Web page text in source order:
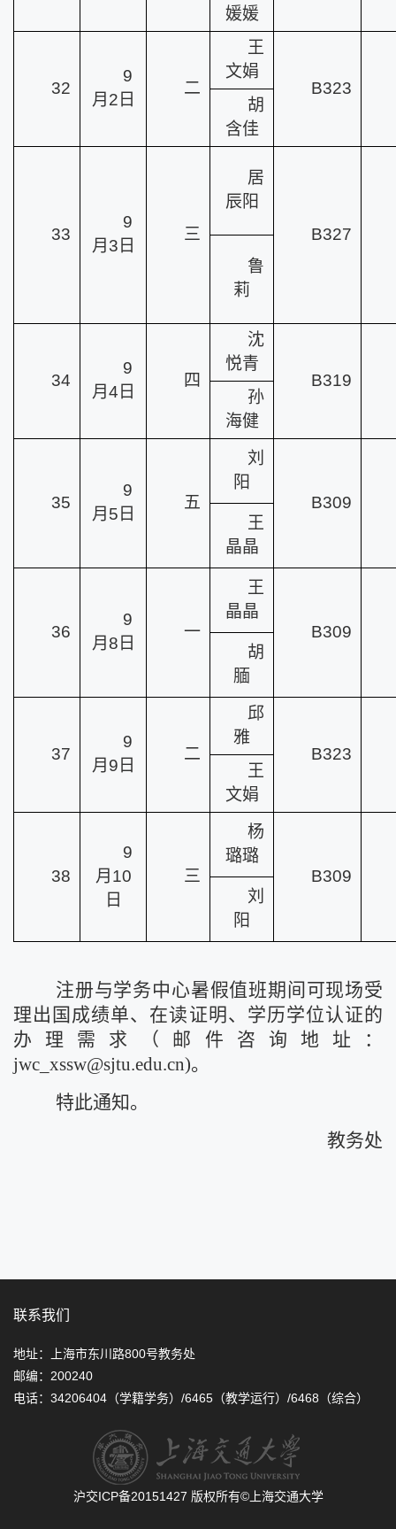
媛媛
32
9
月2日
二
王
文娟
B323
胡
含佳
33
9
月3日
三
居
辰阳
B327
鲁
莉
34
9
月4日
四
沈
悦青
B319
孙
海健
35
9
月5日
五
刘
阳
B309
王
晶晶
36
9
月8日
一
王
晶晶
B309
胡
腼
37
9
月9日
二
邱
雅
B323
王
文娟
38
9
月10
日
三
杨
璐璐
B309
刘
阳
注册与学务中心暑假值班期间可现场受
理出国成绩单、在读证明、学历学位认证的
办理需求（邮件咨询地址：
jwc_xssw@sjtu.edu.cn)。
特此通知。
教务处
联系我们
地址：上海市东川路800号教务处
邮编：200240
电话：34206404（学籍学务）/6465（教学运行）/6468（综合）
沪交ICP备20151427 版权所有©上海交通大学